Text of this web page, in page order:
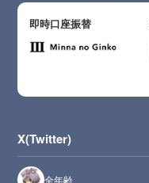
即時口座振替
X(Twitter)
全年齢